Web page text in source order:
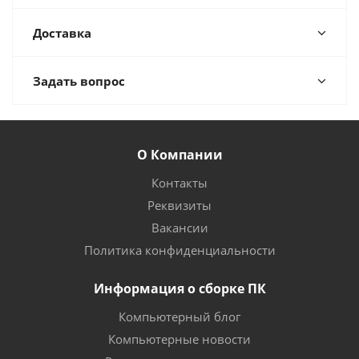
Доставка
Задать вопрос
О Компании
Контакты
Реквизиты
Вакансии
Политика конфиденциальности
Информация о сборке ПК
Компьютерный блог
Компьютерные новости